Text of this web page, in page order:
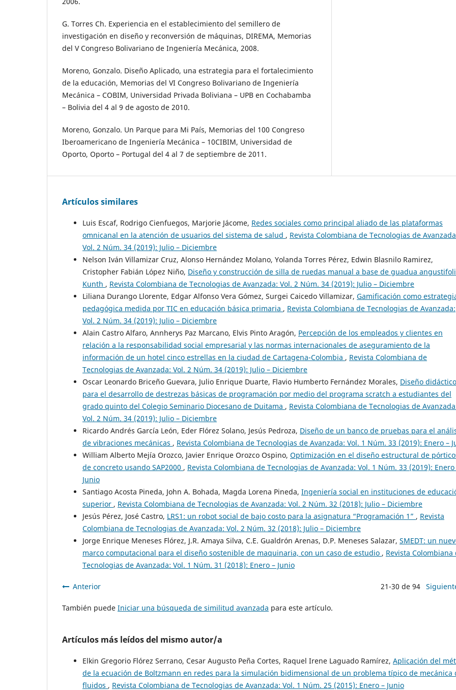
G. Torres Ch. Experiencia en el establecimiento del semillero de
investigación en diseño y reconversión de máquinas, DIREMA, Memorias
del V Congreso Bolivariano de Ingeniería Mecánica, 2008.
Moreno, Gonzalo. Diseño Aplicado, una estrategia para el fortalecimiento
de la educación, Memorias del VI Congreso Bolivariano de Ingeniería
Mecánica – COBIM, Universidad Privada Boliviana – UPB en Cochabamba
– Bolivia del 4 al 9 de agosto de 2010.
Moreno, Gonzalo. Un Parque para Mi País, Memorias del 100 Congreso
Iberoamericano de Ingeniería Mecánica – 10CIBIM, Universidad de
Oporto, Oporto – Portugal del 4 al 7 de septiembre de 2011.
Artículos similares
Luis Escaf, Rodrigo Cienfuegos, Marjorie Jácome, Redes sociales como principal aliado de las plataformas
omnicanal en la atención de usuarios del sistema de salud , Revista Colombiana de Tecnologias de
Vol. 2 Núm. 34 (2019): Julio – Diciembre
Nelson Iván Villamizar Cruz, Alonso Hernández Molano, Yolanda Torres Pérez, Edwin Blasnilo Ramirez,
Cristopher Fabián López Niño, Diseño y construcción de silla de ruedas manual a base de guadua
Kunth , Revista Colombiana de Tecnologias de Avanzada: Vol. 2 Núm. 34 (2019): Julio – Diciembre
Liliana Durango Llorente, Edgar Alfonso Vera Gómez, Surgei Caicedo Villamizar, Gamificación como
pedagógica medida por TIC en educación básica primaria , Revista Colombiana de Tecnologias de Avanzada:
Vol. 2 Núm. 34 (2019): Julio – Diciembre
Alain Castro Alfaro, Annherys Paz Marcano, Elvis Pinto Aragón, Percepción de los empleados y clientes en
relación a la responsabilidad social empresarial y las normas internacionales de aseguramiento de la
información de un hotel cinco estrellas en la ciudad de Cartagena-Colombia , Revista Colombiana de
Tecnologias de Avanzada: Vol. 2 Núm. 34 (2019): Julio – Diciembre
Oscar Leonardo Briceño Guevara, Julio Enrique Duarte, Flavio Humberto Fernández Morales, Diseño didáctico
para el desarrollo de destrezas básicas de programación por medio del programa scratch a estudiantes del
grado quinto del Colegio Seminario Diocesano de Duitama , Revista Colombiana de Tecnologias de
Vol. 2 Núm. 34 (2019): Julio – Diciembre
Ricardo Andrés García León, Eder Flórez Solano, Jesús Pedroza, Diseño de un banco de pruebas para el
de vibraciones mecánicas , Revista Colombiana de Tecnologias de Avanzada: Vol. 1 Núm. 33 (2019): Enero –
William Alberto Mejía Orozco, Javier Enrique Orozco Ospino, Optimización en el diseño estructural de
de concreto usando SAP2000 , Revista Colombiana de Tecnologias de Avanzada: Vol. 1 Núm. 33 (2019): Enero
Junio
Santiago Acosta Pineda, John A. Bohada, Magda Lorena Pineda, Ingeniería social en instituciones de
superior , Revista Colombiana de Tecnologias de Avanzada: Vol. 2 Núm. 32 (2018): Julio – Diciembre
Jesús Pérez, José Castro, LRS1: un robot social de bajo costo para la asignatura “Programación 1” , Revista
Colombiana de Tecnologias de Avanzada: Vol. 2 Núm. 32 (2018): Julio – Diciembre
Jorge Enrique Meneses Flórez, J.R. Amaya Silva, C.E. Gualdrón Arenas, D.P. Meneses Salazar, SMEDT: un
marco computacional para el diseño sostenible de maquinaria, con un caso de estudio , Revista Colombiana
Tecnologias de Avanzada: Vol. 1 Núm. 31 (2018): Enero – Junio
Anterior 21-30 de 94
También puede Iniciar una búsqueda de similitud avanzada para este artículo.
Artículos más leídos del mismo autor/a
Elkin Gregorio Flórez Serrano, Cesar Augusto Peña Cortes, Raquel Irene Laguado Ramírez, Aplicación del
de la ecuación de Boltzmann en redes para la simulación bidimensional de un problema típico de mecánica
fluidos , Revista Colombiana de Tecnologias de Avanzada: Vol. 1 Núm. 25 (2015): Enero – Junio